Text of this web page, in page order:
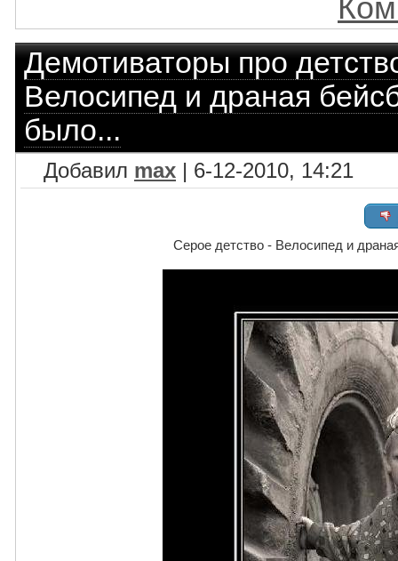
Демотиваторы про
Велосипед и драная
было...
Добавил max | 6-12-2010, 14:21
Серое детство - Велосипед и